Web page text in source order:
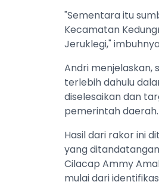
"Sementara itu
Kecamatan
Jeruklegi,"
Andri menjelaskan,
terlebih dahulu
diselesaikan dan
pemerintah daerah.
Hasil dari rakor ini
yang
Cilacap Ammy
mulai dari